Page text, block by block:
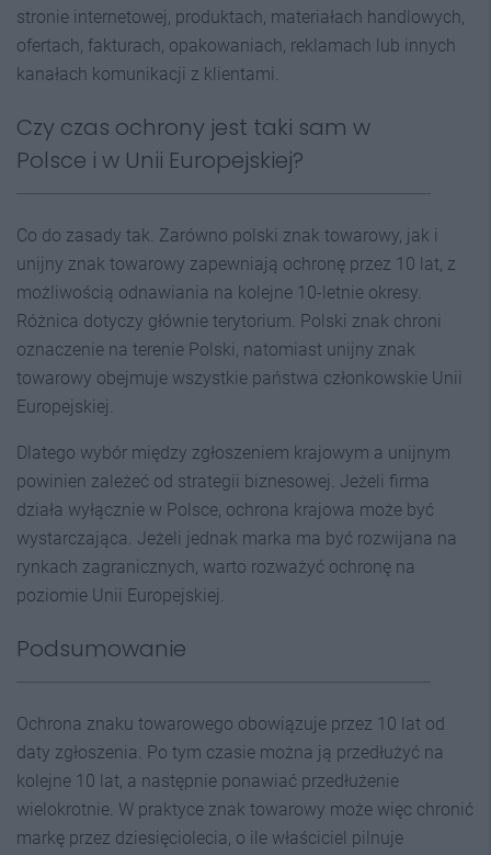
stronie internetowej, produktach, materiałach handlowych,
ofertach, fakturach, opakowaniach, reklamach lub innych
kanałach komunikacji z klientami.
Czy czas ochrony jest taki sam w
Polsce i w Unii Europejskiej?
Co do zasady tak. Zarówno polski znak towarowy, jak i
unijny znak towarowy zapewniają ochronę przez 10 lat, z
możliwością odnawiania na kolejne 10-letnie okresy.
Różnica dotyczy głównie terytorium. Polski znak chroni
oznaczenie na terenie Polski, natomiast unijny znak
towarowy obejmuje wszystkie państwa członkowskie Unii
Europejskiej.
Dlatego wybór między zgłoszeniem krajowym a unijnym
powinien zależeć od strategii biznesowej. Jeżeli firma
działa wyłącznie w Polsce, ochrona krajowa może być
wystarczająca. Jeżeli jednak marka ma być rozwijana na
rynkach zagranicznych, warto rozważyć ochronę na
poziomie Unii Europejskiej.
Podsumowanie
Ochrona znaku towarowego obowiązuje przez 10 lat od
daty zgłoszenia. Po tym czasie można ją przedłużyć na
kolejne 10 lat, a następnie ponawiać przedłużenie
wielokrotnie. W praktyce znak towarowy może więc chronić
markę przez dziesięciolecia, o ile właściciel pilnuje